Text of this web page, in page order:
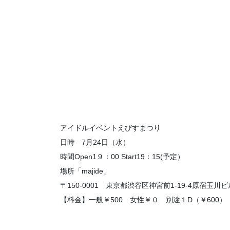
アイドルイベントえびすまつり
日時 7月24日（水）
時間Open1９：00 Start19：15(予定）
場所「majide」
〒150-0001 東京都渋谷区神宮前1-19-4原宿玉川ビ
【料金】一般￥500 女性￥０ 別途１D（￥600）